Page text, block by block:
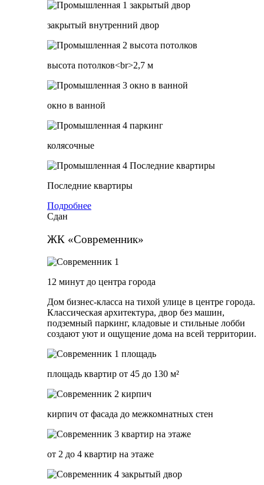
закрытый внутренний двор
высота потолков<br>2,7 м
окно в ванной
колясочные
Последние квартиры
Подробнее
Сдан
ЖК «Современник»
12 минут до центра города
Дом бизнес-класса на тихой улице в центре города.
Классическая архитектура, двор без машин,
подземный паркинг, кладовые и стильные лобби
создают уют и ощущение дома на всей территории.
площадь квартир от 45 до 130 м²
кирпич от фасада до межкомнатных стен
от 2 до 4 квартир на этаже